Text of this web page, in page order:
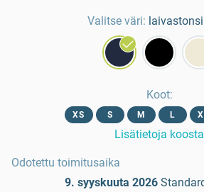
Valitse väri:
Koot:
XS S M L
Lisätietoja koosta
Odotettu toimitusaika
9. syyskuuta 2026